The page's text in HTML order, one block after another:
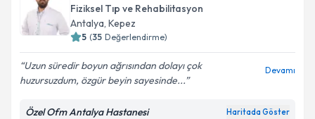
Fiziksel Tıp ve Rehabilitasyon
Antalya, Kepez
5 (35 Değerlendirme)
Uzun süredir boyun ağrısından dolayı çok
huzursuzdum, özgür beyin sayesinde...
Devamı
Özel Ofm Antalya Hastanesi Haritada Göster